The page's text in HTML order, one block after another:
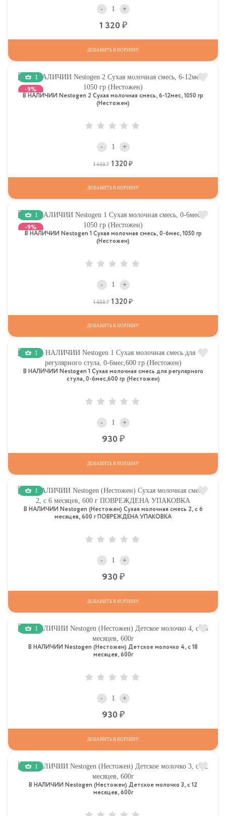
- +
1 320
ДОБАВИТЬ В КОРЗИНУ
1
-9%
В НАЛИЧИИ Nestogen 2 Сухая молочная смесь, 6-12мес, 1050 гр
(Нестожен)
- +
1 450 Р 1 320 Р
ДОБАВИТЬ В КОРЗИНУ
1
-9%
В НАЛИЧИИ Nestogen 1 Сухая молочная смесь, 0-6мес, 1050 гр
(Нестожен)
- +
1 450 Р 1 320 Р
ДОБАВИТЬ В КОРЗИНУ
1
В НАЛИЧИИ Nestogen 1 Сухая молочная смесь для регулярного
стула, 0-6мес,600 гр (Нестожен)
- +
930
ДОБАВИТЬ В КОРЗИНУ
1
В НАЛИЧИИ Nestogen (Нестожен) Сухая молочная смесь 2, c 6
месяцев, 600 г ПОВРЕЖДЕНА УПАКОВКА
- +
930
ДОБАВИТЬ В КОРЗИНУ
1
В НАЛИЧИИ Nestogen (Нестожен) Детское молочко 4, c 18
месяцев, 600г
- +
930
ДОБАВИТЬ В КОРЗИНУ
1
В НАЛИЧИИ Nestogen (Нестожен) Детское молочко 3, c 12
месяцев, 600г